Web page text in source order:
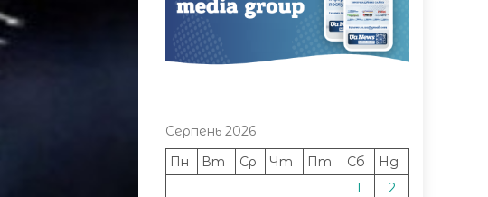
Серпень 2026
Пн
Вт Ср Чт Пт Сб
Нд
1
2